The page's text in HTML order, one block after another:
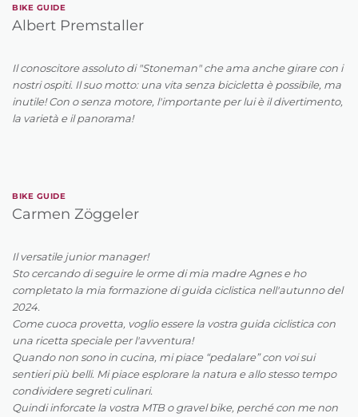
BIKE GUIDE
Albert Premstaller
Il conoscitore assoluto di "Stoneman" che ama anche girare con i
nostri ospiti. Il suo motto: una vita senza bicicletta è possibile, ma
inutile! Con o senza motore, l'importante per lui è il divertimento,
la varietà e il panorama!
BIKE GUIDE
Carmen Zöggeler
Il versatile junior manager!
Sto cercando di seguire le orme di mia madre Agnes e ho
completato la mia formazione di guida ciclistica nell'autunno del
2024.
Come cuoca provetta, voglio essere la vostra guida ciclistica con
una ricetta speciale per l'avventura!
Quando non sono in cucina, mi piace “pedalare” con voi sui
sentieri più belli. Mi piace esplorare la natura e allo stesso tempo
condividere segreti culinari.
Quindi inforcate la vostra MTB o gravel bike, perché con me non